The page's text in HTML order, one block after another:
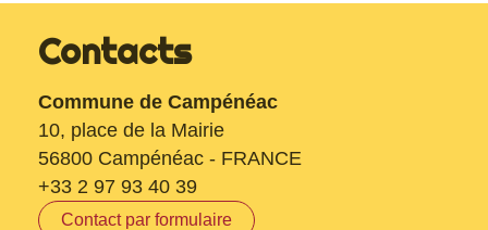
Contacts
Commune de Campénéac
10, place de la Mairie
56800 Campénéac - FRANCE
+33 2 97 93 40 39
Contact par formulaire